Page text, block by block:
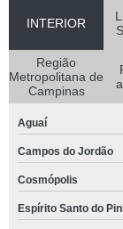
INTERIOR
Região
Metropolitana de
Campinas
Aguaí
Campos do Jordão
Cosmópolis
Espírito Santo do